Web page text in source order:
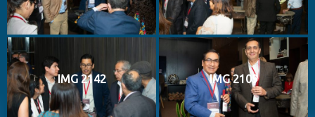
IMG 2142 IMG 2109